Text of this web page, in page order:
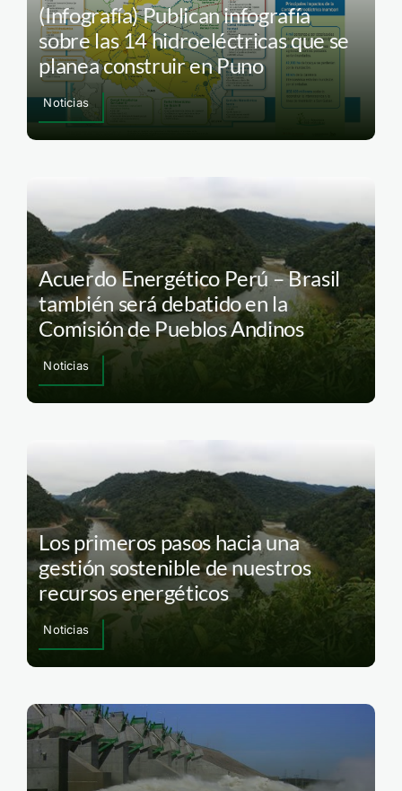
(Infografía) Publican infografía
sobre las 14 hidroeléctricas que se
planea construir en Puno
Noticias
Acuerdo Energético Perú – Brasil
también será debatido en la
Comisión de Pueblos Andinos
Noticias
Los primeros pasos hacia una
gestión sostenible de nuestros
recursos energéticos
Noticias